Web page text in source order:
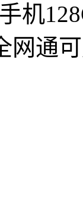
机
网通